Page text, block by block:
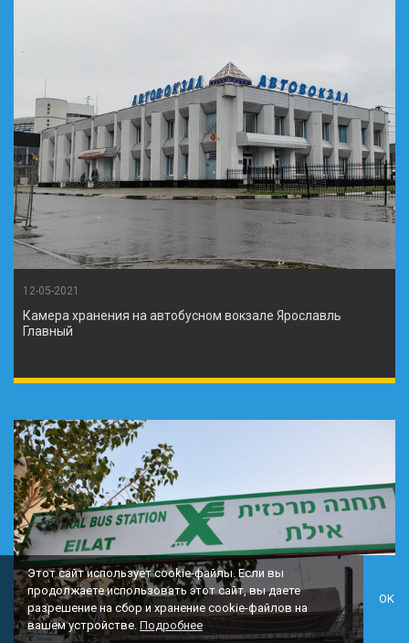
12-05-2021
Камера хранения на автобусном вокзале Ярославль
Главный
Этот сайт использует cookie-файлы. Если вы
продолжаете использовать этот сайт, вы даете
разрешение на сбор и хранение cookie-файлов на
вашем устройстве. Подробнее
OK